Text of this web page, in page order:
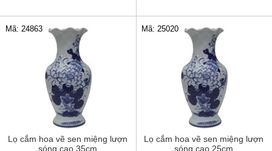
Lọ cắm hoa vẽ sen miệng lượn
sóng cao 35cm
Mã: 24863
Lọ cắm hoa vẽ sen miệng lượn
sóng cao 25cm
Mã: 25020